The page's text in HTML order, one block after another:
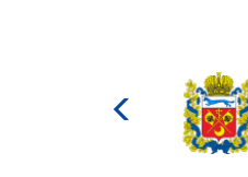
культуры
Российской